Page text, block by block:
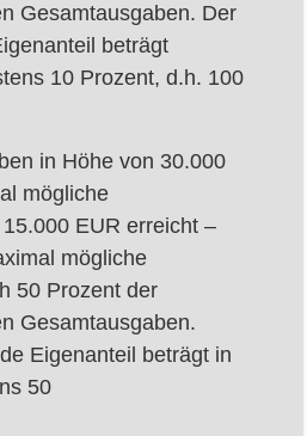
Gesamtausgaben. Der
beträgt
10 Prozent, d.h. 100
in Höhe von 30.000
mögliche
EUR erreicht –
mögliche
50 Prozent der
Gesamtausgaben.
Eigenanteil beträgt in
50